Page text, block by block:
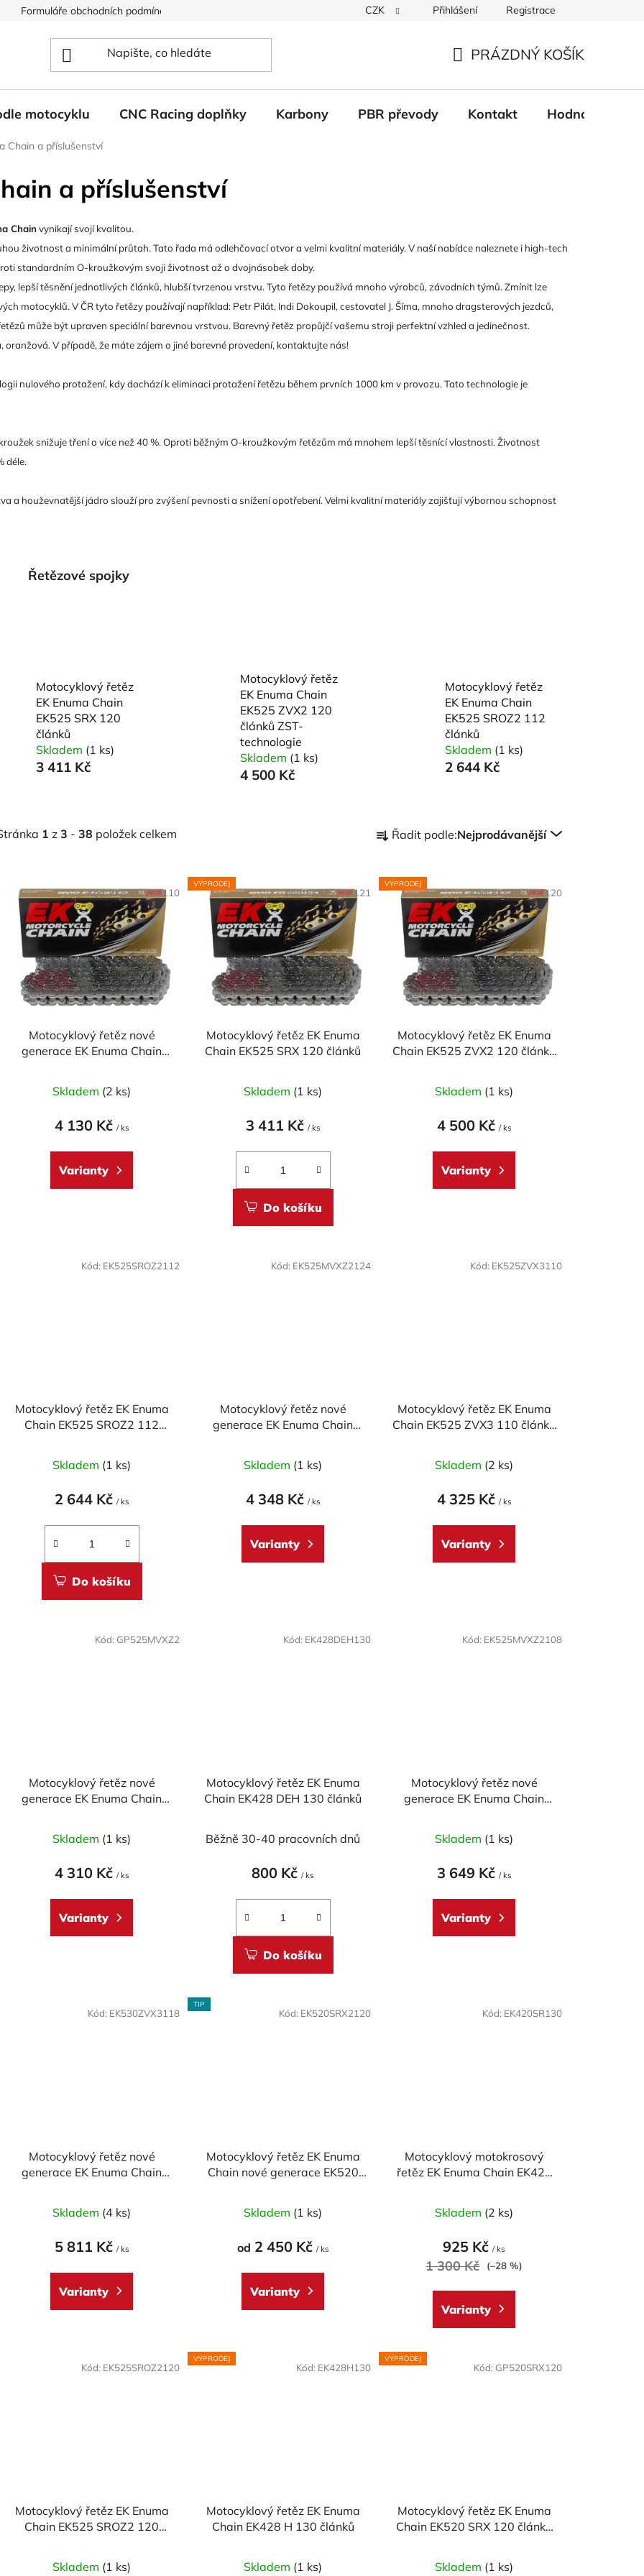
Formuláře obchodních podmínek Věrnostní systém Moje objednávka
CZK Přihlášení Registrace
KOŠÍK
PRÁZDNÝ KOŠÍK
motocyklu CNC Racing doplňky Karbony PBR převody Kontakt Hodnocení
Chain a příslušenství
a příslušenství
Chainvynikají svojí kvalitou.
životnost a minimální průtah. Tato řada má odlehčovací otvor a velmi kvalitní materiály. V naší nabídce naleznete i high-tech
standardním O-kroužkovým svoji životnost až o dvojnásobek doby.
lepší těsnění jednotlivých článků, hlubší tvrzenou vrstvu. Tyto řetězy používá mnoho výrobců, závodních týmů. Zmínit lze
motocyklů. V ČR tyto řetězy používají například: Petr Pilát, Indi Dokoupil, cestovatel J. Šíma, mnoho dragsterových jezdců,
může být upraven speciální barevnou vrstvou. Barevný řetěz propůjčí vašemu stroji perfektní vzhled a jedinečnost.
V případě, že máte zájem o jiné barevné provedení, kontaktujte nás!
nulového protažení, kdy dochází k eliminaci protažení řetězu během prvních 1000 km v provozu. Tato technologie je
snižuje tření o více než 40 %. Oproti běžným O-kroužkovým řetězům má mnohem lepší těsnící vlastnosti. Životnost
déle.
a houževnatější jádro slouží pro zvýšení pevnosti a snížení opotřebení. Velmi kvalitní materiály zajišťují výbornou schopnost
Řetězové spojky
Motocyklový řetěz
EK Enuma Chain
EK525 SRX 120
článků
Skladem (1 ks)
3 411 Kč
Motocyklový řetěz
EK Enuma Chain
EK525 ZVX2 120
článků ZST-
technologie
Skladem (1 ks)
4 500 Kč
Motocyklový řetěz
EK Enuma Chain
EK525 SROZ2 112
článků
Skladem (1 ks)
2 644 Kč
1 z 3 - 38 položek celkem
a
e
Řadit podle:Nejprodávanější
Motocyklový řetěz nové
generace EK Enuma Chain
Skladem (2 ks)
4 130 Kč / ks
Varianty
Kód:EK530ZVX3110
VÝPRODEJ
Motocyklový řetěz EK Enuma
Chain EK525 SRX 120 článků
Skladem (1 ks)
3 411 Kč / ks
Do košíku
Kód:EK525SRX121
VÝPRODEJ
Motocyklový řetěz EK Enuma
Chain EK525 ZVX2 120 článků
Skladem (1 ks)
4 500 Kč / ks
Varianty
Kód:EK525ZVX2120
Motocyklový řetěz EK Enuma
Chain EK525 SROZ2 112
Skladem (1 ks)
2 644 Kč / ks
Do košíku
Kód: EK525SROZ2112
Motocyklový řetěz nové
generace EK Enuma Chain
Skladem (1 ks)
4 348 Kč / ks
Varianty
Kód: EK525MVXZ2124
Motocyklový řetěz EK Enuma
Chain EK525 ZVX3 110 článků
Skladem (2 ks)
4 325 Kč / ks
Varianty
Kód: EK525ZVX3110
Motocyklový řetěz nové
generace EK Enuma Chain
Skladem (1 ks)
4 310 Kč / ks
Varianty
Kód: GP525MVXZ2
Motocyklový řetěz EK Enuma
Chain EK428 DEH 130 článků
Běžně 30-40 pracovních dnů
800 Kč/ ks
Do košíku
Kód: EK428DEH130
Motocyklový řetěz nové
generace EK Enuma Chain
Skladem (1 ks)
3 649 Kč / ks
Varianty
Kód: EK525MVXZ2108
Motocyklový řetěz nové
generace EK Enuma Chain
Skladem (4 ks)
5 811 Kč / ks
Varianty
Kód: EK530ZVX3118
TIP
Motocyklový řetěz EK Enuma
Chain nové generace EK520
Skladem (1 ks)
od 2 450 Kč / ks
Varianty
Kód: EK520SRX2120
Motocyklový motokrosový
řetěz EK Enuma Chain EK420
Skladem (2 ks)
925 Kč/ ks
1 300 Kč (–28 %)
Varianty
Kód: EK420SR130
Motocyklový řetěz EK Enuma
Chain EK525 SROZ2 120
Skladem (1 ks)
Kód: EK525SROZ2120
VÝPRODEJ
Motocyklový řetěz EK Enuma
Chain EK428 H 130 článků
Skladem (1 ks)
Kód: EK428H130
VÝPRODEJ
Motocyklový řetěz EK Enuma
Chain EK520 SRX 120 článků
Skladem (1 ks)
Kód: GP520SRX120